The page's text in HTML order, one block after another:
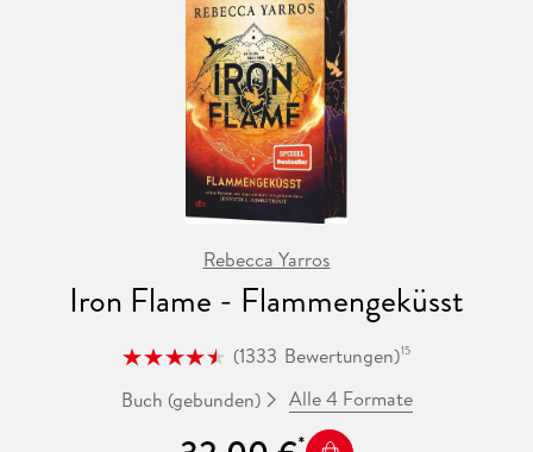
Alle Bände der Flammengeküsst-Reihe:
Band 1: Fourth Wing
Band 2: Iron Flame
Band 3: Onyx Storm
Die Bände sind nicht unabhängig voneinander lesbar.
Rebecca Yarros
Iron Flame - Flammengeküsst
(1333 Bewertungen)15
Buch (gebunden) Alle 4 Formate